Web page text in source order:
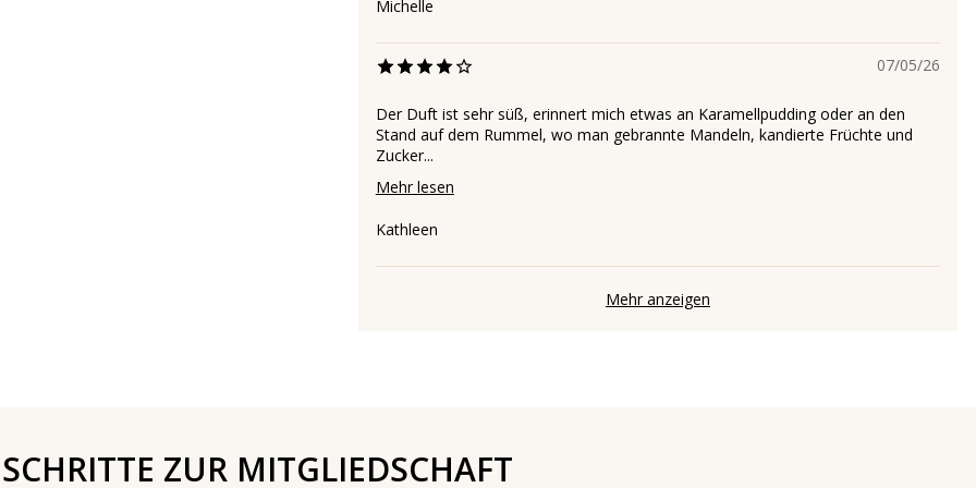
Michelle
07/05/26
Der Duft ist sehr süß, erinnert mich etwas an Karamellpudding oder an den
Stand auf dem Rummel, wo man gebrannte Mandeln, kandierte Früchte und
Zucker...
Mehr lesen
Kathleen
Mehr anzeigen
ZUR MITGLIEDSCHAFT